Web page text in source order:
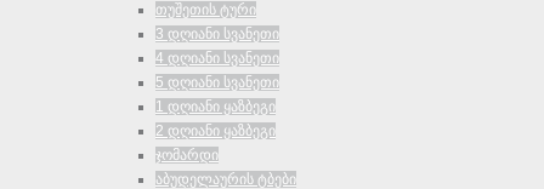
თუშეთის ტური
3 დღიანი სვანეთი
4 დღიანი სვანეთი
5 დღიანი სვანეთი
1 დღიანი ყაზბეგი
2 დღიანი ყაზბეგი
ჯომარდი
აბუდელაურის ტბები